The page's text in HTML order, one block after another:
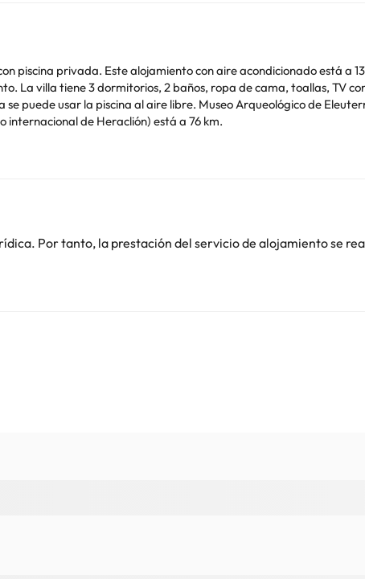
piscina privada. Este alojamiento con aire acondicionado está a
cocina
internacional de Heraclión) está a 76 km.
Por tanto, la prestación del servicio de alojamiento se